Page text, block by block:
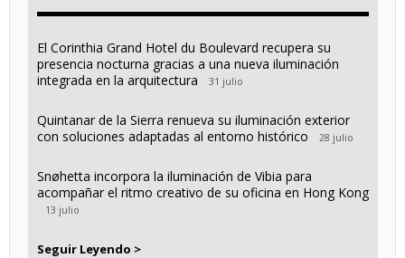
El Corinthia Grand Hotel du Boulevard recupera su
presencia nocturna gracias a una nueva iluminación
integrada en la arquitectura
31 julio
Quintanar de la Sierra renueva su iluminación exterior
con soluciones adaptadas al entorno histórico
28 julio
Snøhetta incorpora la iluminación de Vibia para
acompañar el ritmo creativo de su oficina en Hong Kong
13 julio
Seguir Leyendo >